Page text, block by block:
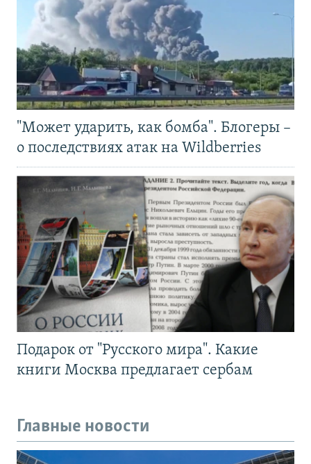
"Может ударить, как бомба". Блогеры –
о последствиях атак на Wildberries
Подарок от "Русского мира". Какие
книги Москва предлагает сербам
Главные новости